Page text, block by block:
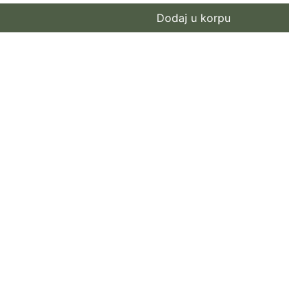
Dodaj u korpu